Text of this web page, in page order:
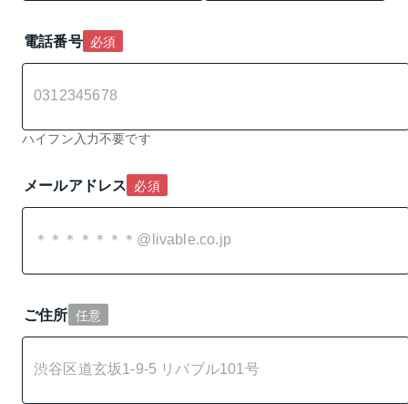
電話番号 必須
ハイフン入力不要です
メールアドレス 必須
ご住所 任意